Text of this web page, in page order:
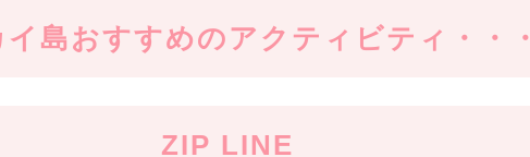
島おすすめのアクティビティ・・・
ZIP LINE